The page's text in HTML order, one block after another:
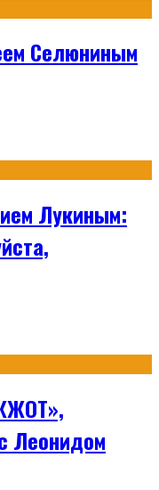
Селюниным
Лукиным:
Леонидом